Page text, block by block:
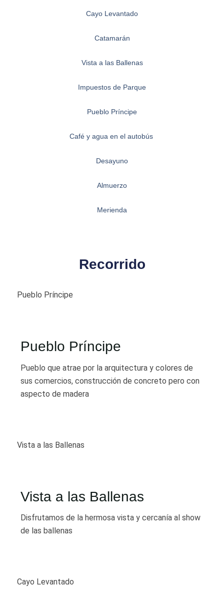
Cayo Levantado
Catamarán
Vista a las Ballenas
Impuestos de Parque
Pueblo Príncipe
Café y agua en el autobús
Desayuno
Almuerzo
Merienda
Recorrido
Pueblo Príncipe
Pueblo Príncipe
Pueblo que atrae por la arquitectura y colores de
sus comercios, construcción de concreto pero con
aspecto de madera
Vista a las Ballenas
Vista a las Ballenas
Disfrutamos de la hermosa vista y cercanía al show
de las ballenas
Cayo Levantado